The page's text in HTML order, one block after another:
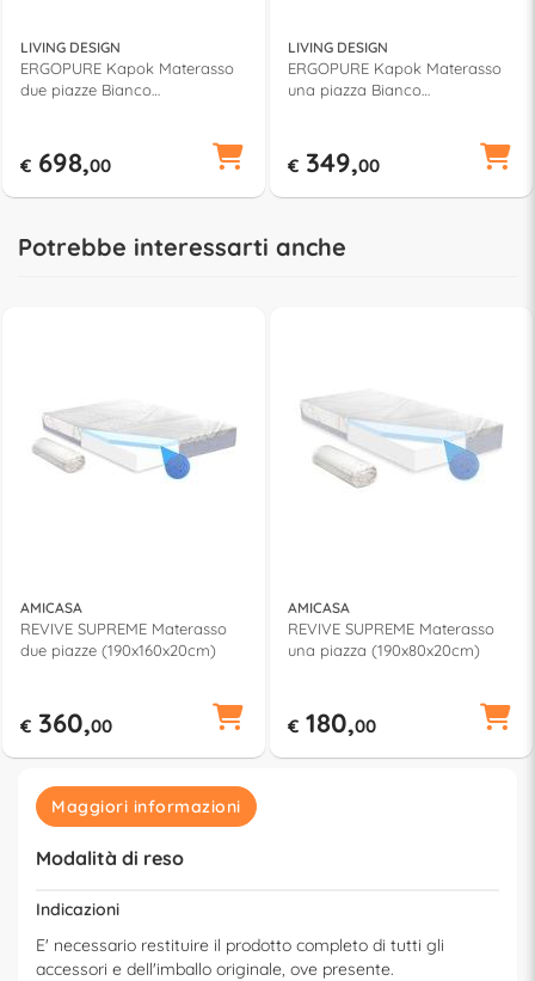
LIVING DESIGN
ERGOPURE Kapok Materasso
due piazze Bianco
€ 698,00
LIVING DESIGN
ERGOPURE Kapok Materasso
una piazza Bianco
€ 349,00
Potrebbe interessarti anche
AMICASA
REVIVE SUPREME Materasso
due piazze (190x160x20cm)
€ 360,00
AMICASA
REVIVE SUPREME Materasso
una piazza (190x80x20cm)
€ 180,00
Maggiori informazioni
Modalità di reso
Indicazioni
E' necessario restituire il prodotto completo di tutti gli
accessori e dell'imballo originale, ove presente.